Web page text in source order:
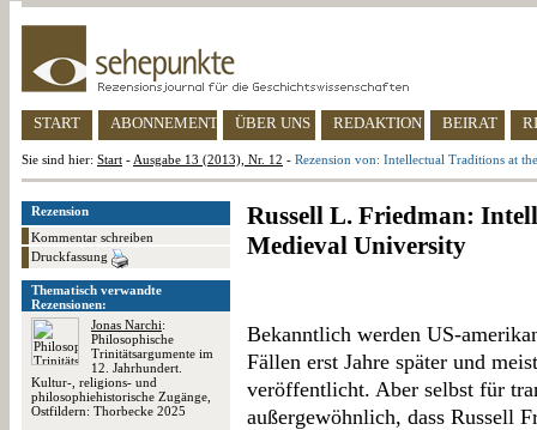
START ABONNEMENT ÜBER UNS REDAKTION BEIRAT
Sie sind hier: Start - Ausgabe 13 (2013), Nr. 12 - Rezension von: Intellectual Traditions at
Rezension
Kommentar schreiben
Druckfassung
Thematisch verwandte
Rezensionen:
Jonas Narchi:
Philosophische
Trinitätsargumente im
12. Jahrhundert.
Kultur-, religions- und
philosophiehistorische Zugänge,
Ostfildern: Thorbecke 2025
Russell L. Friedman:
Medieval University
Bekanntlich werden US-
Fällen erst Jahre später und
veröffentlicht. Aber selbst für
außergewöhnlich, dass Russell